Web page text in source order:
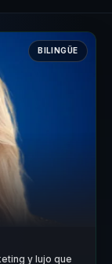
BILINGÜE
y lujo que